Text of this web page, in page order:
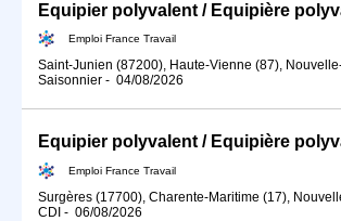
Emploi France Travail
Saint-Junien (87200), Haute-Vienne (87),
Saisonnier - 04/08/2026
Emploi France Travail
Surgères (17700), Charente-Maritime (17),
CDI - 06/08/2026